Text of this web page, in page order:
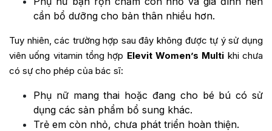
cần bổ dưỡng cho bản thân nhiều hơn.
Tuy nhiên, các trường hợp sau đây không được tự ý sử dụng
viên uống vitamin tổng hợp Elevit Women’s Multi khi chưa
có sự cho phép của bác sĩ:
Phụ nữ mang thai hoặc đang cho bé bú có sử
dụng các sản phẩm bổ sung khác.
Trẻ em còn nhỏ, chưa phát triển hoàn thiện.